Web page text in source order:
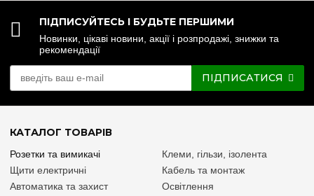
ПІДПИСУЙТЕСЬ І БУДЬТЕ ПЕРШИМИ
Новинки, цікаві новини, акції і розпродажі, знижки та
рекомендації
ПІДПИСАТИСЯ
КАТАЛОГ ТОВАРІВ
Розетки та вимикачі
Щити електричні
Автоматика та захист
Клеми, гільзи, ізолента
Кабель та монтаж
Освітлення